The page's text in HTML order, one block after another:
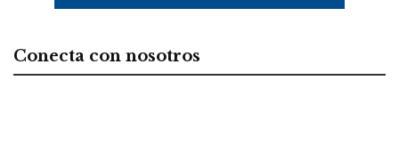
Conecta con nosotros